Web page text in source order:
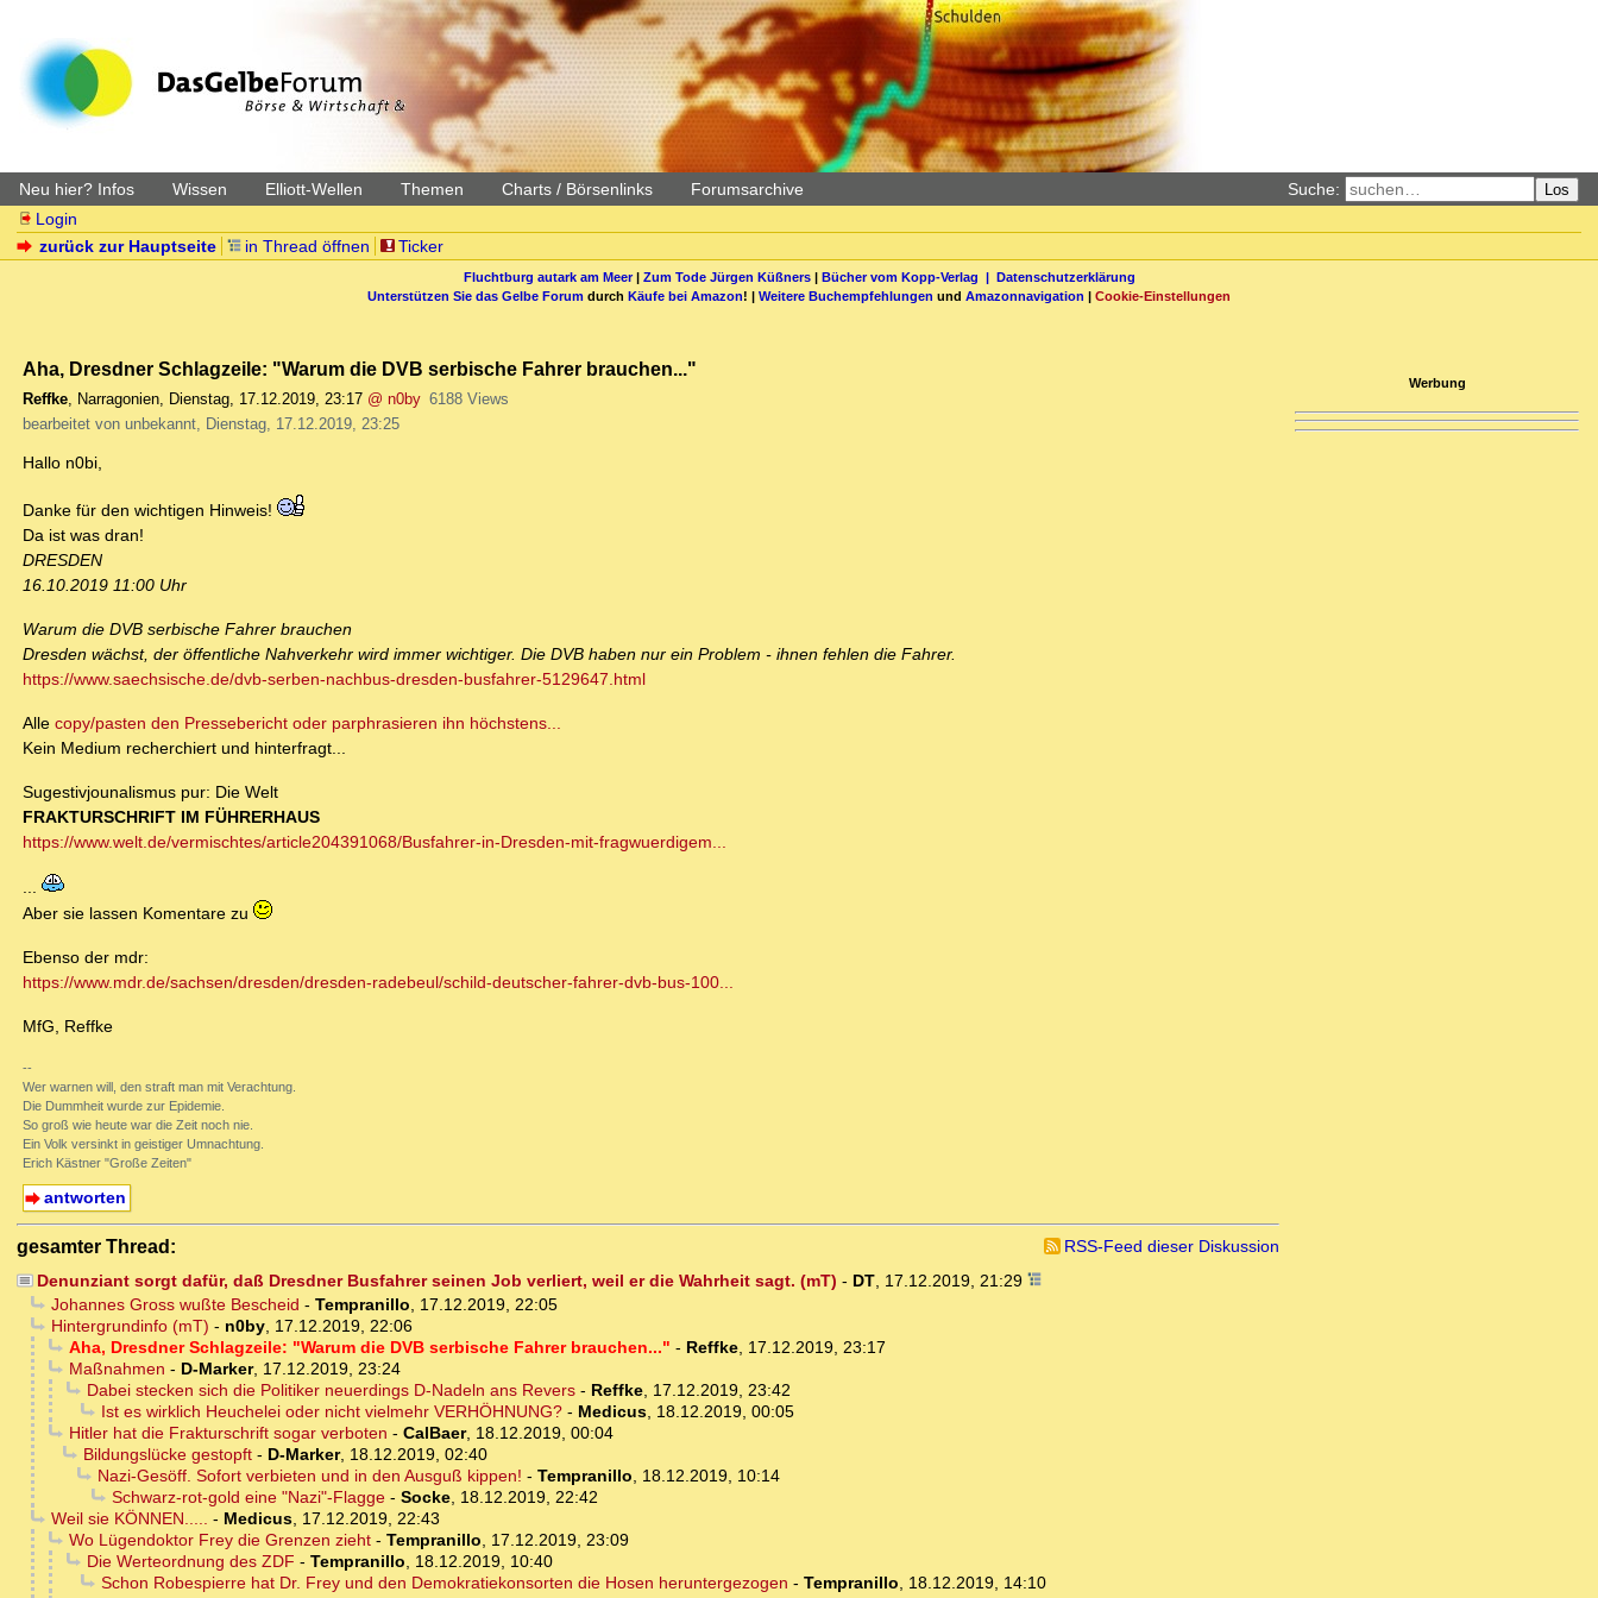
Neu hier? Infos Wissen Elliott-Wellen Themen Charts / Börsenlinks Forumsarchive Suche: Los
Login
zurück zur Hauptseite
in Thread öffnen Ticker
Fluchtburg autark am Meer| Zum Tode Jürgen Küßners| Bücher vom Kopp-Verlag | Datenschutzerklärung
Unterstützen Sie das Gelbe Forum durch Käufe bei Amazon! | Weitere Buchempfehlungen und Amazonnavigation | Cookie-Einstellungen
Aha, Dresdner Schlagzeile: "Warum die DVB serbische Fahrer brauchen..."
Reffke, Narragonien, Dienstag, 17.12.2019, 23:17 @ n0by 6188 Views
bearbeitet von unbekannt, Dienstag, 17.12.2019, 23:25
Hallo n0bi,
Danke für den wichtigen Hinweis!
Da ist was dran!
DRESDEN
16.10.2019 11:00 Uhr
Warum die DVB serbische Fahrer brauchen
Dresden wächst, der öffentliche Nahverkehr wird immer wichtiger. Die DVB haben nur ein Problem - ihnen fehlen die Fahrer.
https://www.saechsische.de/dvb-serben-nachbus-dresden-busfahrer-5129647.html
Alle copy/pasten den Pressebericht oder parphrasieren ihn höchstens...
Kein Medium recherchiert und hinterfragt...
Sugestivjounalismus pur: Die Welt
FRAKTURSCHRIFT IM FÜHRERHAUS
https://www.welt.de/vermischtes/article204391068/Busfahrer-in-Dresden-mit-fragwuerdigem...
...
Aber sie lassen Komentare zu
Ebenso der mdr:
https://www.mdr.de/sachsen/dresden/dresden-radebeul/schild-deutscher-fahrer-dvb-bus-100...
MfG, Reffke
--
Wer warnen will, den straft man mit Verachtung.
Die Dummheit wurde zur Epidemie.
So groß wie heute war die Zeit noch nie.
Ein Volk versinkt in geistiger Umnachtung.
Erich Kästner "Große Zeiten"
antworten
gesamter Thread:
RSS-Feed dieser Diskussion
Denunziant sorgt dafür, daß Dresdner Busfahrer seinen Job verliert, weil er die Wahrheit sagt. (mT) - DT, 17.12.2019, 21:29
Johannes Gross wußte Bescheid - Tempranillo, 17.12.2019, 22:05
Hintergrundinfo (mT) - n0by, 17.12.2019, 22:06
Aha, Dresdner Schlagzeile: "Warum die DVB serbische Fahrer brauchen..." - Reffke, 17.12.2019, 23:17
Maßnahmen - D-Marker, 17.12.2019, 23:24
Dabei stecken sich die Politiker neuerdings D-Nadeln ans Revers- Reffke, 17.12.2019, 23:42
Ist es wirklich Heuchelei oder nicht vielmehr VERHÖHNUNG?- Medicus, 18.12.2019, 00:05
Hitler hat die Frakturschrift sogar verboten - CalBaer, 18.12.2019, 00:04
Bildungslücke gestopft- D-Marker, 18.12.2019, 02:40
Nazi-Gesöff. Sofort verbieten und in den Ausguß kippen! - Tempranillo, 18.12.2019, 10:14
Schwarz-rot-gold eine "Nazi"-Flagge- Socke, 18.12.2019, 22:42
Weil sie KÖNNEN..... - Medicus, 17.12.2019, 22:43
Wo Lügendoktor Frey die Grenzen zieht- Tempranillo, 17.12.2019, 23:09
Die Werteordnung des ZDF - Tempranillo, 18.12.2019, 10:40
Schon Robespierre hat Dr. Frey und den Demokratiekonsorten die Hosen heruntergezogen - Tempranillo, 18.12.2019, 14:10
Werbung